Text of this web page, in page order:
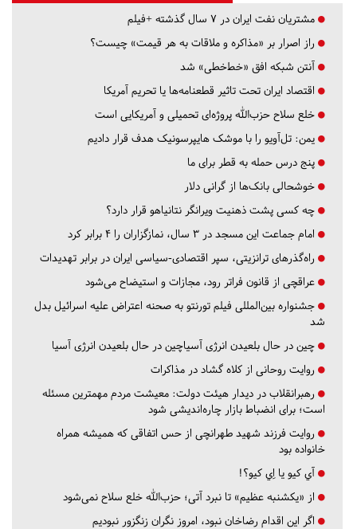
مشتریان نفت ایران در ۷ سال گذشته +فیلم
راز اصرار بر «مذاکره و ملاقات به هر قیمت» چیست؟
آنتن شبکه افق «خط‌خطی» شد
اقتصاد ایران تحت تاثیر قطعنامه‌ها یا تحریم‌ آمریکا
خلع سلاح حزب‌الله پروژه‌ای تحمیلی و آمریکایی است
یمن: تل‌آویو را با موشک هایپرسونیک هدف قرار دادیم
پنج درس‌ حمله به قطر برای ما
خوشحالی بانک‌ها از گرانی دلار
چه کسی پشت ذهنیت ویرانگر نتانیاهو قرار دارد؟
امام جماعت این مسجد در ۳ سال، نمازگزاران را ۴ برابر کرد
راه‌گذرهای ترانزیتی، سپر اقتصادی-سیاسی ایران در برابر تهدیدات
عراقچی از قانون فراتر رود، مجازات و استیضاح می‌شود
جشنواره بین‌المللی فیلم تورنتو به صحنه اعتراض علیه اسرائیل بدل
شد
چین در حال بلعیدن انرژی آسیاچین در حال بلعیدن انرژی آسیا
روایت روحانی از کلاه گشاد در مذاکرات
رهبرانقلاب در دیدار هیئت دولت: معیشت مردم مهمترین مسئله
است؛ برای انضباط بازار چاره‌اندیشی شود
روایت فرزند شهید طهرانچی از حس اتفاقی که همیشه همراه
خانواده بود
آي كيو يا اِي كيو؟!
از «یکشنبه عظیم» تا نبرد آتی؛ حزب‌الله خلع سلاح نمی‌شود
اگر این اقدام رضاخان نبود، امروز نگران زنگزور نبودیم